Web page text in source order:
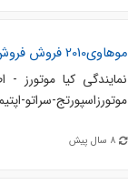
موهاوی2010 فروش فروش فوری نمایندگی کیا - تهران
نمایندگی کیا
موتورزاسپورتج-سراتو-اپتیما-کارنز-کارنیوا ل.
8 سال پیش